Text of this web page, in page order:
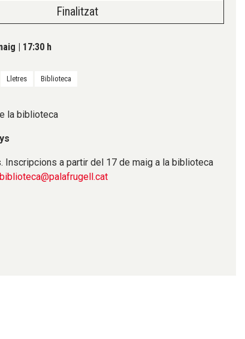
Finalitzat
| 17:30 h
Lletres Biblioteca
la biblioteca
Inscripcions a partir del 17 de maig a la biblioteca
biblioteca@palafrugell.cat